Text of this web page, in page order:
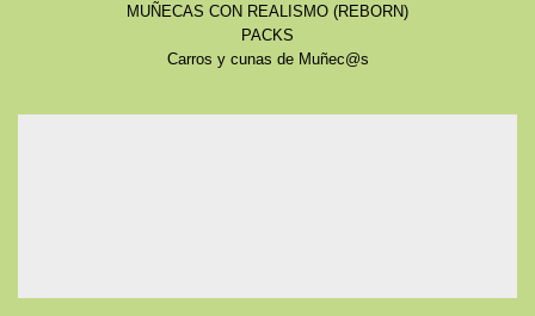
MUÑECAS CON REALISMO (REBORN)
PACKS
Carros y cunas de Muñec@s